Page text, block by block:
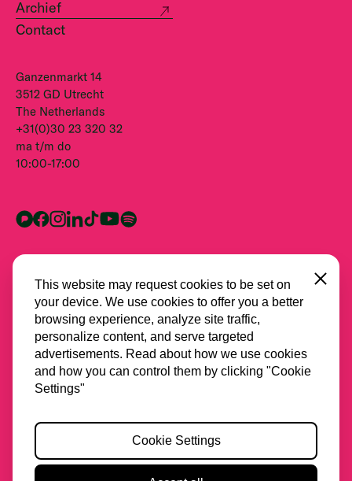
Archief
Contact
Ganzenmarkt 14
3512 GD Utrecht
The Netherlands
+31(0)30 23 320 32
ma t/m do
10:00-17:00
Alle partners
Cookies
Toegankelijkheid
This website may request cookies to be set on
your device. We use cookies to offer you a better
browsing experience, analyze site traffic,
personalize content, and serve targeted
advertisements. Read about how we use cookies
and how you can control them by clicking "Cookie
Settings"
Close
Cookie Settings